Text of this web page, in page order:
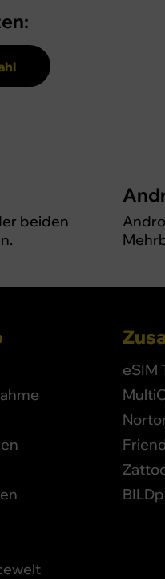
beiden
eSIM